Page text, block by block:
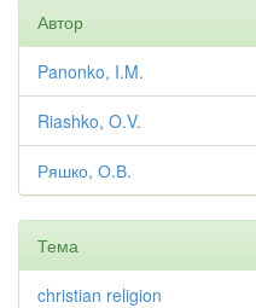
Автор
Panonko, I.M.
Riashko, O.V.
Ряшко, О.В.
Тема
christian religion